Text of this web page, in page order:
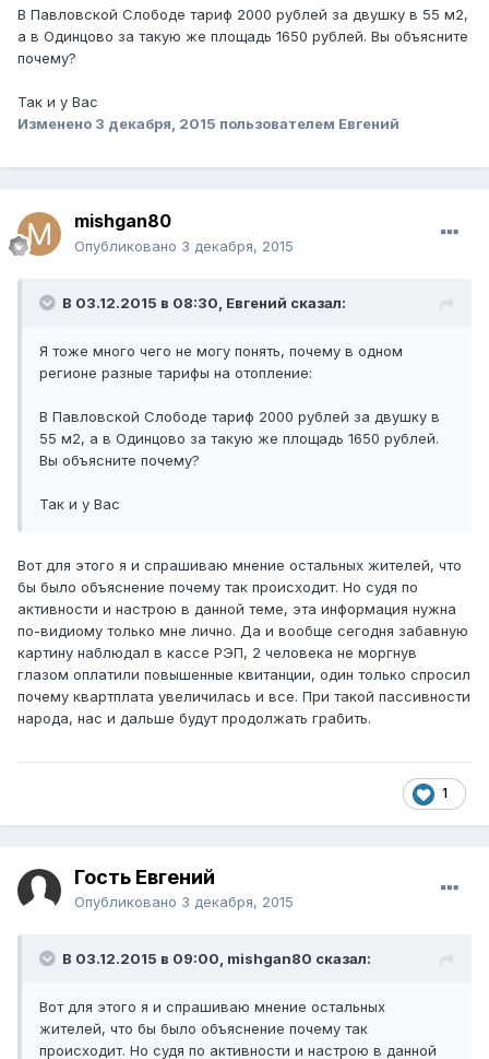
В Павловской Слободе тариф 2000 рублей за двушку в 55 м2,
а в Одинцово за такую же площадь 1650 рублей. Вы объясните
почему?
Так и у Вас
Изменено 3 декабря, 2015 пользователем Евгений
mishgan80
Опубликовано 3 декабря, 2015
В 03.12.2015 в 08:30, Евгений сказал:
Я тоже много чего не могу понять, почему в одном
регионе разные тарифы на отопление:
В Павловской Слободе тариф 2000 рублей за двушку в
55 м2, а в Одинцово за такую же площадь 1650 рублей.
Вы объясните почему?
Так и у Вас
Вот для этого я и спрашиваю мнение остальных жителей, что
бы было объяснение почему так происходит. Но судя по
активности и настрою в данной теме, эта информация нужна
по-видиому только мне лично. Да и вообще сегодня забавную
картину наблюдал в кассе РЭП, 2 человека не моргнув
глазом оплатили повышенные квитанции, один только спросил
почему квартплата увеличилась и все. При такой пассивности
народа, нас и дальше будут продолжать грабить.
1
Гость Евгений
Опубликовано 3 декабря, 2015
В 03.12.2015 в 09:00, mishgan80 сказал:
Вот для этого я и спрашиваю мнение остальных
жителей, что бы было объяснение почему так
происходит. Но судя по активности и настрою в данной